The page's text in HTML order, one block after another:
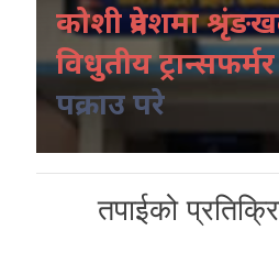
कोशी प्रदेशमा
विधुतीय ट्रान्सफर्मर
पक्राउ परे
तपाईको